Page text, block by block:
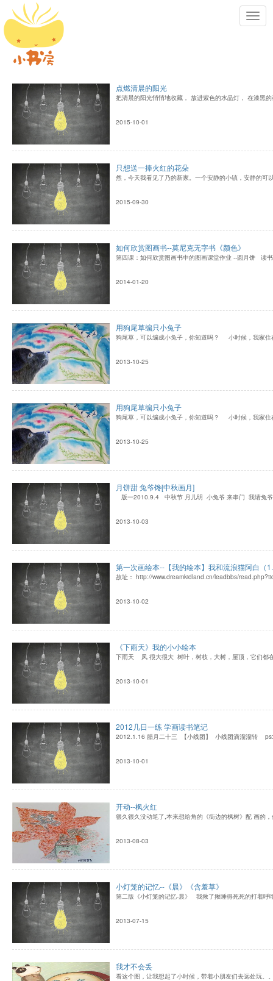
点燃清晨的阳光
把清晨的阳光悄悄地收藏， 放进紫色的水晶灯， 在漆黑
2015-10-01
只想送一捧火红的花朵
然，今天我看见了乃的新家。一个安静的小镇，安静的
2015-09-30
如何欣赏图画书--莫尼克无字书《颜色》
第四课：如何欣赏图画书中的图画课堂作业 --圆月饼 读
2014-01-20
用狗尾草编只小兔子
狗尾草，可以编成小兔子，你知道吗？ 小时候，我家
2013-10-25
用狗尾草编只小兔子
狗尾草，可以编成小兔子，你知道吗？ 小时候，我家
2013-10-25
月饼甜 兔爷馋[中秋画月]
版一2010.9.4 中秋节 月儿明 小兔爷 来串门 我请兔
2013-10-03
第一次画绘本--【我的绘本】我和流浪猫阿白（
故址： http://www.dreamkidland.cn/leadbbs/
2013-10-02
《下雨天》我的小小绘本
下雨天 风 很大很大 树叶，树枝，大树，屋顶，它们都
2013-10-01
2012几日一练 学画读书笔记
2012.1.16 腊月二十三 【小线团】 小线团滴溜溜转
2013-10-01
开动--枫火红
很久很久没动笔了,本来想给角的《街边的枫树》配 画的
2013-08-03
小灯笼的记忆--《晨》《含羞草》
第二版《小灯笼的记忆-晨》 我揪了揪睡得死死的打着呼
2013-07-15
我才不会丢
看这个图，让我想起了小时候，带着小朋友们去远处玩